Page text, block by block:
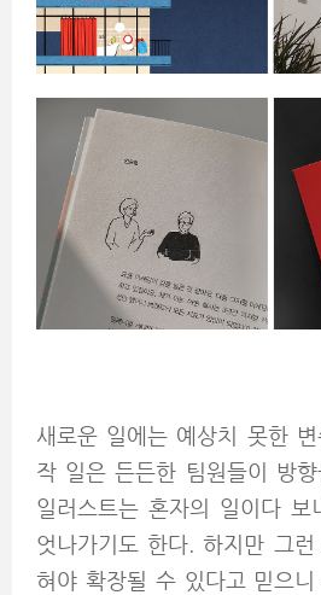
새로운 일에는 예상치 못한 변
작 일은 든든한 팀원들이 방
일러스트는 혼자의 일이다 보
엇나가기도 한다. 하지만 그
혀야 확장될 수 있다고 믿으